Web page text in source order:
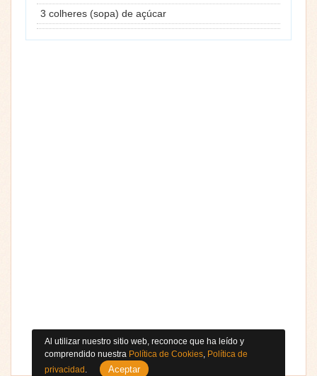
3 colheres (sopa) de açúcar
Al utilizar nuestro sitio web, reconoce que ha leído y
comprendido nuestra Política de Cookies, Política de
privacidad . Aceptar